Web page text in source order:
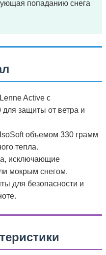
попаданию снега
Active с
для защиты от ветра и
объемом 330 грамм
тепла.
исключающие
мокрым снегом.
для безопасности и